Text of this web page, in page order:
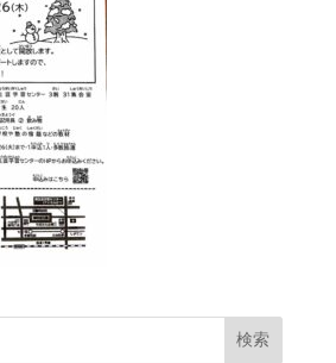
検索